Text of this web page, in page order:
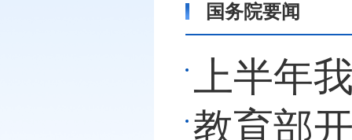
国务院要闻
上半年
教育部